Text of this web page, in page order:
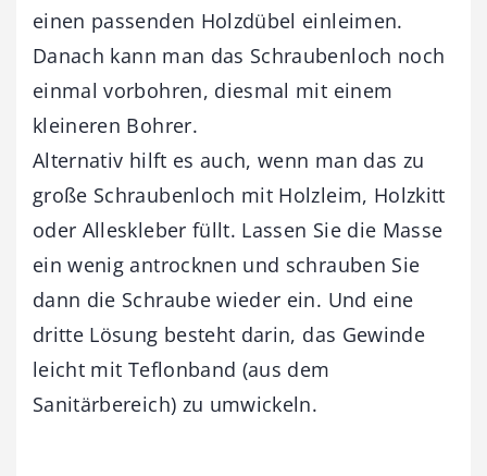
einen passenden Holzdübel einleimen.
Danach kann man das Schraubenloch noch
einmal vorbohren, diesmal mit einem
kleineren Bohrer.
Alternativ hilft es auch, wenn man das zu
große Schraubenloch mit Holzleim, Holzkitt
oder Alleskleber füllt. Lassen Sie die Masse
ein wenig antrocknen und schrauben Sie
dann die Schraube wieder ein. Und eine
dritte Lösung besteht darin, das Gewinde
leicht mit Teflonband (aus dem
Sanitärbereich) zu umwickeln.